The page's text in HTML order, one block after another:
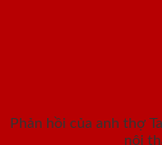
Phản hồi của anh thợ
nội